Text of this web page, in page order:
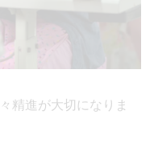
精進が大切になりま